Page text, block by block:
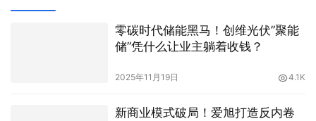
零碳时代储能黑马！创维光伏”聚能
储”凭什么让业主躺着收钱？
2025年11月19日 4.1K
新商业模式破局！爱旭打造反内卷